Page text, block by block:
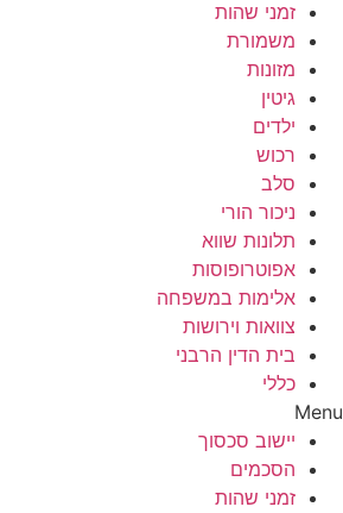
זמני שהות
משמורת
מזונות
גיטין
ילדים
רכוש
סלב
ניכור הורי
תלונות שווא
אפוטרופוסות
אלימות במשפחה
צוואות וירושות
בית הדין הרבני
כללי
Menu
יישוב סכסוך
הסכמים
זמני שהות